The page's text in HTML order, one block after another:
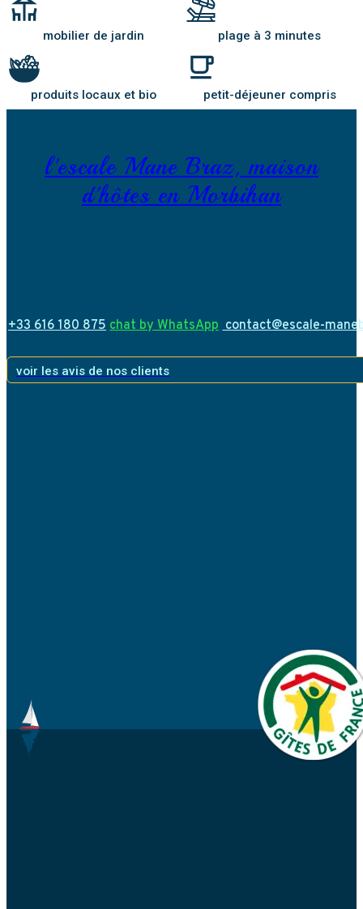
mobilier de jardin plage à 3 minutes
produits locaux et bio petit-déjeuner compris
l'escale Mane Braz, maison
d'hôtes en Morbihan
+33 616 180 875 chat by WhatsApp contact@escale-
voir les avis de nos clients